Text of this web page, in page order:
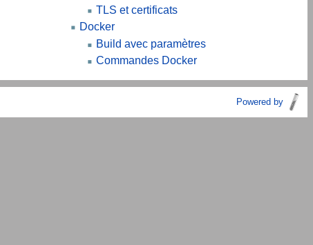
TLS et certificats
Docker
Build avec paramètres
Commandes Docker
Powered by